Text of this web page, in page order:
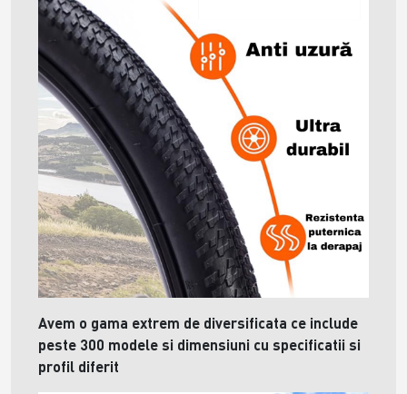
Avem o gama extrem de diversificata ce include
peste 300 modele si dimensiuni cu specificatii si
profil diferit